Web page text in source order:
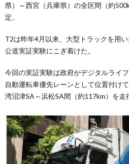
県）～西宮（兵庫県）の全区間（約
定。
T2は昨年4月以来、大型トラックを用
公道実証実験にこぎ着けた。
今回の実証実験は政府がデジタルライ
自動運転車優先レーンとして位置付け
湾沼津SA～浜松SA間（約117km）を走